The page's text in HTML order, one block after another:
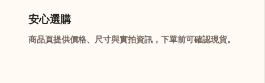
安心選購
商品頁提供價格、尺寸與實拍資訊，下單前可確認現貨。